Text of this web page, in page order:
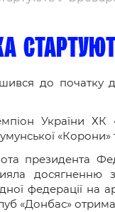
Матчів
18
Штаб
Матчів
до початку
України
президента
досягненню
федерації на
«Донбас»